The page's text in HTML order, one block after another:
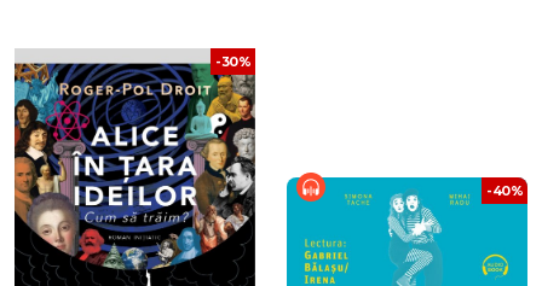
-30%
-40%